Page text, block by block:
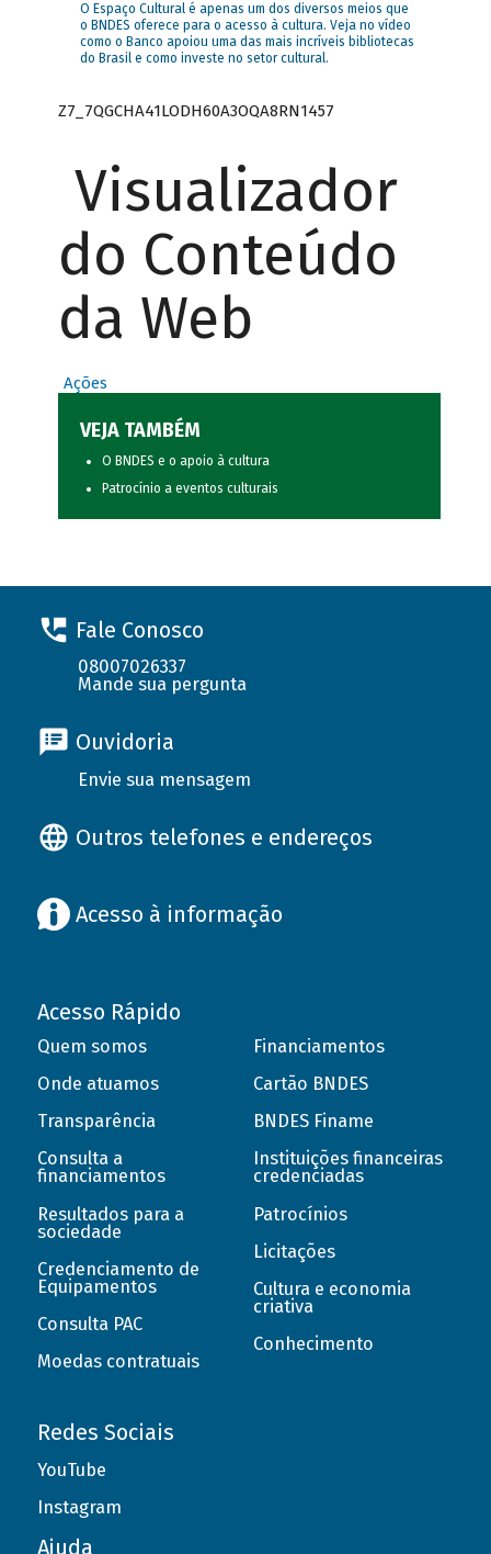
O Espaço Cultural é apenas um dos diversos meios que
o BNDES oferece para o acesso à cultura. Veja no vídeo
como o Banco apoiou uma das mais incríveis bibliotecas
do Brasil e como investe no setor cultural.
Z7_7QGCHA41LODH60A3OQA8RN1457
Visualizador
do Conteúdo
da Web
Ações
VEJA TAMBÉM
O BNDES e o apoio à cultura
Patrocínio a eventos culturais
Fale Conosco
08007026337
Mande sua pergunta
Ouvidoria
Envie sua mensagem
Outros telefones e endereços
Acesso à informação
Acesso Rápido
Quem somos
Onde atuamos
Transparência
Consulta a
financiamentos
Resultados para a
sociedade
Credenciamento de
Equipamentos
Consulta PAC
Moedas contratuais
Financiamentos
Cartão BNDES
BNDES Finame
Instituições financeiras
credenciadas
Patrocínios
Licitações
Cultura e economia
criativa
Conhecimento
Redes Sociais
YouTube
Instagram
Ajuda